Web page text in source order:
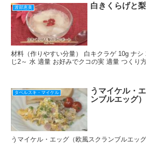
k
渡部恵美 白きくらげと
材料（作りやすい分量） 白キクラゲ 10g ナシ
じ2～ 水 適量 お好みでクコの実 適量 つくり
タベルスキ・マイケル
うマイケル・
ンブルエッグ）
うマイケル・エッグ（欧風スクランブルエッ